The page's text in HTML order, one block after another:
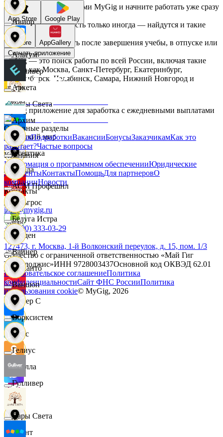
Ворксистем
Гелиус
Гулливер
Дары Света
Детский мир
Звезда
Зельгрос
Зенден
Инканто
Интер С
Вайс
Ителла
kari
Квант
Авиор
Альтум
Аркета
Архим
Асептика
АСМ Профешнл
Белуга Истра
Вайнер
Ваншоп
Ворксистем
Гелиус
Гулливер
Дары Света
Воспользуйтесь услугами MyGig и начните работать уже сразу
после отклика.
А если нужна занятость только иногда — найдутся и такие
предложения.
Начните зарабатывать после завершения учебы, в отпуске или
в выходные.
MyGig — это поиск работы по всей России, включая такие
города как Москва, Санкт-Петербург, Екатеринбург,
Новосибирск, Челябинск, Самара, Нижний Новгород и
другие.
App Store Google Play
RuStore
AppGallery
Скачать приложение
MyGig приложение для заработка с ежедневными выплатами
Основные разделы
ГлавнаяПодработкиВакансииБонусыЗаказчикамКак это
работает?Частые вопросы
Компания
Информация о программном обеспеченииЮридические
документыКонтактыПомощьДля партнеровО
компанииНовости
Контакты
info@mygig.ru
+8 (800) 333-03-29
127473, г. Москва, 1-й Волконский переулок, д. 15, пом. 1/3
Общество с ограниченной ответственностью «Май Гиг
Технолоджис»ИНН 9728003437Основной код ОКВЭД 62.01
Пользовательское соглашениеПолитика
конфиденциальностиСайт ФНС РоссииПолитика
использования cookie© MyGig, 2026